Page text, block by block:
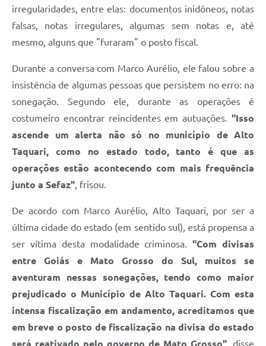
irregularidades, entre elas: documentos inidôneos, notas
falsas, notas irregulares, algumas sem notas e, até
mesmo, alguns que "furaram" o posto fiscal.
Durante a conversa com Marco Aurélio, ele falou sobre a
insistência de algumas pessoas que persistem no erro: na
sonegação. Segundo ele, durante as operações é
costumeiro encontrar reincidentes em autuações. "Isso
ascende um alerta não só no município de Alto
Taquari, como no estado todo, tanto é que as
operações estão acontecendo com mais frequência
junto a Sefaz" , frisou.
De acordo com Marco Aurélio, Alto Taquari, por ser a
última cidade do estado (em sentido sul), está propensa a
ser vítima desta modalidade criminosa."Com divisas
entre Goiás e Mato Grosso do Sul, muitos se
aventuram nessas sonegações, tendo como maior
prejudicado o Município de Alto Taquari. Com esta
intensa fiscalização em andamento, acreditamos que
em breve o posto de fiscalização na divisa do estado
será reativado pelo governo de Mato Grosso" , disse